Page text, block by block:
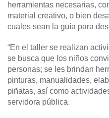
herramientas necesarias,
material creativo, o bien
cuales sean la guía para
“En el taller se realizan
se busca que los niños
personas; se les brindan
pinturas, manualidades,
piñatas, así como
servidora pública.